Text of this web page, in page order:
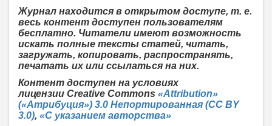
Журнал находится в открытом доступе, т. е.
весь контент доступен пользователям
бесплатно. Читатели имеют возможность
искать полные тексты статей, читать,
загружать, копировать, распространять,
печатать их или ссылаться на них.
Контент доступен на условиях
лицензии Creative Commons «Attribution»
(«Атрибуция») 3.0 Непортированная (CC BY
3.0), «С указанием авторства»